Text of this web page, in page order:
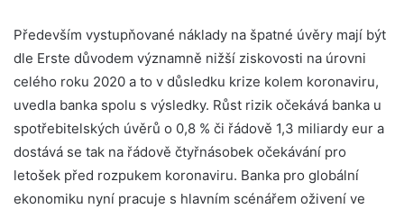
Především vystupňované náklady na špatné úvěry mají být
dle Erste důvodem významně nižší ziskovosti na úrovni
celého roku 2020 a to v důsledku krize kolem koronaviru,
uvedla banka spolu s výsledky. Růst rizik očekává banka u
spotřebitelských úvěrů o 0,8 % či řádově 1,3 miliardy eur a
dostává se tak na řádově čtyřnásobek očekávání pro
letošek před rozpukem koronaviru. Banka pro globální
ekonomiku nyní pracuje s hlavním scénářem oživení ve